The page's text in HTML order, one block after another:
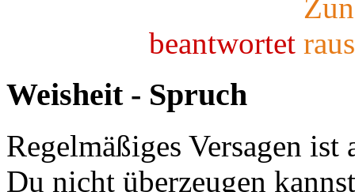
beantwortet
Weisheit - Spruch
Regelmäßiges Versagen
Du nicht überzeugen